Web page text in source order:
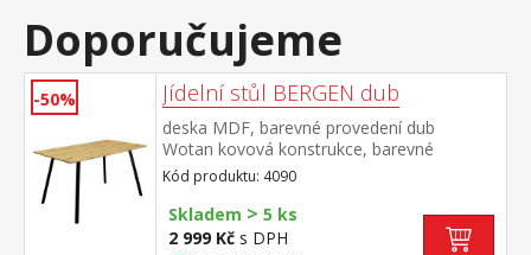
Doporučujeme
-50% Jídelní stůl BERGEN dub
deska MDF, barevné provedení dub
Wotan kovová konstrukce, barevné
provedení černá
Kód produktu: 4090
Skladem > 5 ks
2 999 Kč s DPH